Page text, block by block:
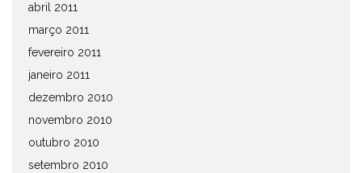
abril 2011
março 2011
fevereiro 2011
janeiro 2011
dezembro 2010
novembro 2010
outubro 2010
setembro 2010